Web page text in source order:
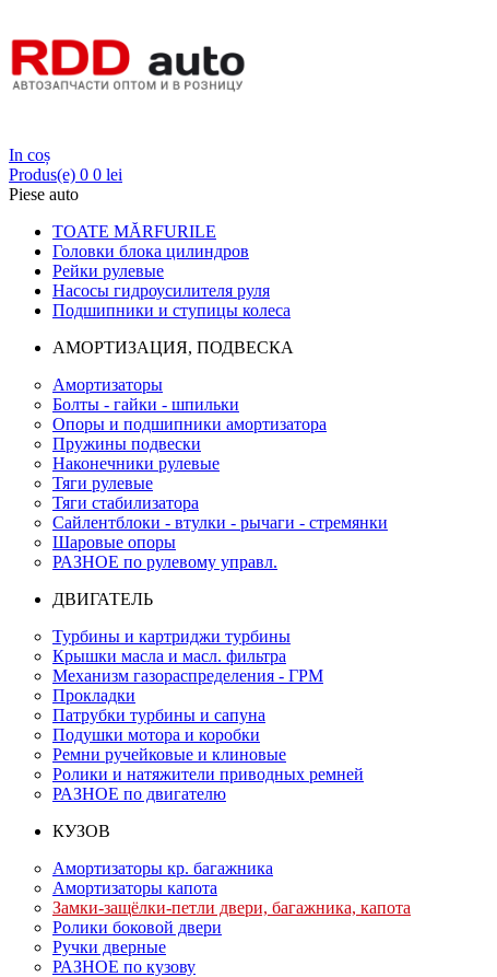
In coș
Produs(e) 0 0 lei
Piese auto
TOATE MĂRFURILE
Головки блока цилиндров
Рейки рулевые
Насосы гидроусилителя руля
Подшипники и ступицы колеса
АМОРТИЗАЦИЯ, ПОДВЕСКА
Амортизаторы
Болты - гайки - шпильки
Опоры и подшипники амортизатора
Пружины подвески
Наконечники рулевые
Тяги рулевые
Тяги стабилизатора
Сайлентблоки - втулки - рычаги - стремянки
Шаровые опоры
РАЗНОЕ по рулевому управл.
ДВИГАТЕЛЬ
Турбины и картриджи турбины
Крышки масла и масл. фильтра
Механизм газораспределения - ГРМ
Прокладки
Патрубки турбины и сапуна
Подушки мотора и коробки
Ремни ручейковые и клиновые
Ролики и натяжители приводных ремней
РАЗНОЕ по двигателю
КУЗОВ
Амортизаторы кр. багажника
Амортизаторы капота
Замки-защёлки-петли двери, багажника, капота
Ролики боковой двери
Ручки дверные
РАЗНОЕ по кузову